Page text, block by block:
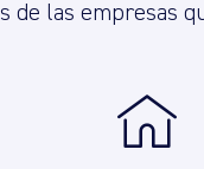
de las empresas